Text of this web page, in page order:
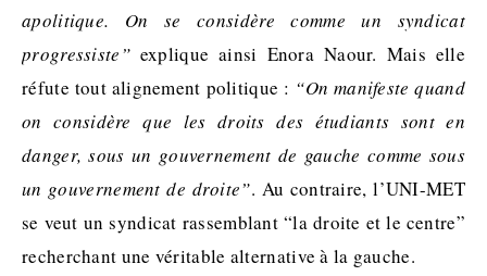
apolitique. On se considère comme un syndicat
progressiste”explique ainsi Enora Naour. Mais elle
réfute tout alignement politique : “On manifeste quand
on considère que les droits des étudiants sont en
danger, sous un gouvernement de gauche comme sous
un gouvernement de droite”. Au contraire, l’UNI-MET
se veut un syndicat rassemblant “la droite et le centre”
recherchant une véritable alternative à la gauche.